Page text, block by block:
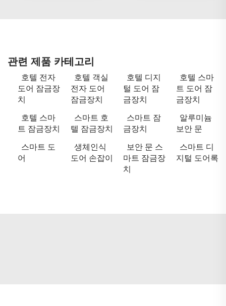
관련 제품 카테고리
호텔 전자
도어 잠금장
치
호텔 객실
전자 도어
잠금장치
호텔 디지
털 도어 잠
금장치
호텔 스마
트 도어 잠
금장치
호텔 스마
트 잠금장치
스마트 호
텔 잠금장치
스마트 잠
금장치
알루미늄
보안 문
스마트 도
어
생체인식
도어 손잡이
보안 문 스
마트 잠금장
치
스마트 디
지털 도어록